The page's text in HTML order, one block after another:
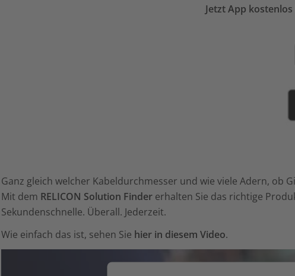
Jetzt App
Ganz gleich welcher Kabeldurchmesser und wie viele Adern, ob
Mit dem RELICON Solution Finder erhalten Sie das richtige
Sekundenschnelle. Überall. Jederzeit.
Wie einfach das ist, sehen Sie hier in diesem Video.